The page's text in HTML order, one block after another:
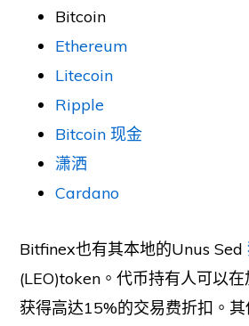
Bitcoin
Ethereum
Litecoin
Ripple
Bitcoin 现金
潇洒
Cardano
Bitfinex也有其本地的Unus Sed
(LEO)token。代币持有人可以
获得高达15%的交易费折扣。